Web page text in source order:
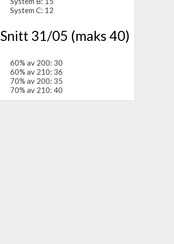
System C: 12
Snitt 31/05 (maks 40)
60% av 200: 30
60% av 210: 36
70% av 200: 35
70% av 210: 40